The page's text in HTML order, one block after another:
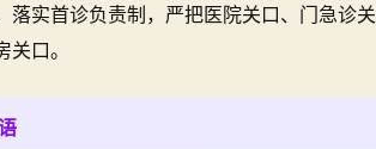
关
什
落实首诊负责制，严把医院关口、门急诊关
关口。